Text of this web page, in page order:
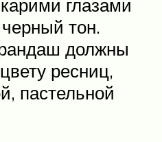
глазами
тон.
должны
ресниц,
пастельной